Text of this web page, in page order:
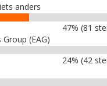
anders
47% (81
(EAG)
24% (42